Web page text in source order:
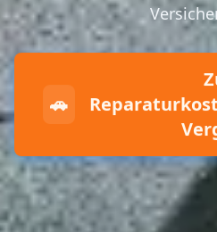
🚗